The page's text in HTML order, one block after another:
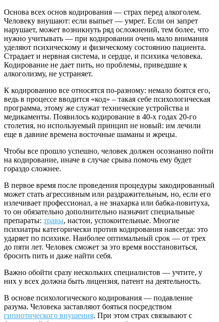
Основа всех основ кодирования — страх перед алкоголем.
Человеку внушают: если выпьет — умрет. Если он запрет
нарушает, может возникнуть ряд осложнений, тем более, что
нужно учитывать — при кодировании очень мало внимания
уделяют психическому и физическому состоянию пациента.
Страдает и нервная система, и сердце, и психика человека.
Кодирование не дает пить, но проблемы, приведшие к
алкоголизму, не устраняет.
К кодированию все относятся по-разному: немало боятся его,
ведь в процессе вводится «код» – такая себе психологическая
программа, этому же служат технические устройства и
медикаменты. Появилось кодирование в 40-х годах 20-го
столетия, но используемый принцип не новый: им лечили
еще в давние времена восточные шаманы и жрецы.
Чтобы все прошло успешно, человек должен осознанно пойти
на кодирование, иначе в случае срыва помочь ему будет
гораздо сложнее.
В первое время после проведения процедуры закодированный
может стать агрессивным или раздражительным, но, если его
излечивает профессионал, а не знахарка или бабка-повитуха,
то он обязательно дополнительно назначит специальные
препараты: травы, настои, успокоительные. Многие
психиатры категорически против кодирования навсегда: это
ударяет по психике. Наиболее оптимальный срок — от трех
до пяти лет. Человек сможет за это время восстановиться,
бросить пить и даже найти себя.
Важно обойти сразу нескольких специалистов — учтите, у
них у всех должна быть лицензия, патент на деятельность.
В основе психологического кодирования — подавление
разума. Человека заставляют бояться посредством
гипнотического внушения. При этом страх связывают с